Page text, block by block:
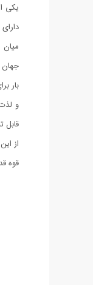
یکی
میان
جهان
بار
قابل
از
قوه